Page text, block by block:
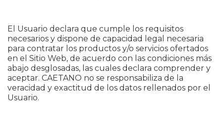
El Usuario declara que cumple los requisitos
necesarios y dispone de capacidad legal necesaria
para contratar los productos y/o servicios ofertados
en el Sitio Web, de acuerdo con las condiciones más
abajo desglosadas, las cuales declara comprender y
aceptar. CAETANO no se responsabiliza de la
veracidad y exactitud de los datos rellenados por el
Usuario.